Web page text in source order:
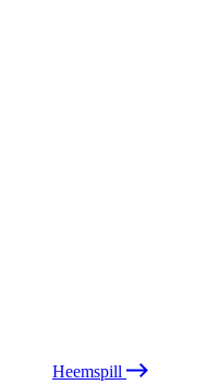
Heemspill